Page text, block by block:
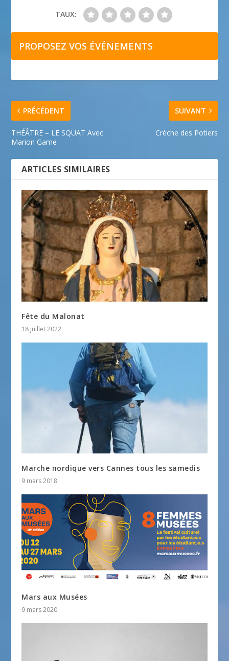
TAUX:
PROPOSEZ VOS ÉVÉNEMENTS
PRÉCÉDENT
THÉÂTRE – LE SQUAT Avec
Marion Game
SUIVANT
Crèche des Potiers
ARTICLES SIMILAIRES
Fête du Malonat
18 juillet 2022
Marche nordique vers Cannes tous les samedis
9 mars 2018
Mars aux Musées
9 mars 2020